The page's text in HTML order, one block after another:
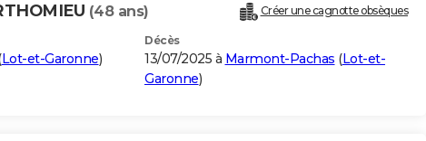
(48 ans) Créer une cagnotte obsèques
Lot-et-Garonne)
Décès
13/07/2025 à Marmont-Pachas (Lot-et-
Garonne)